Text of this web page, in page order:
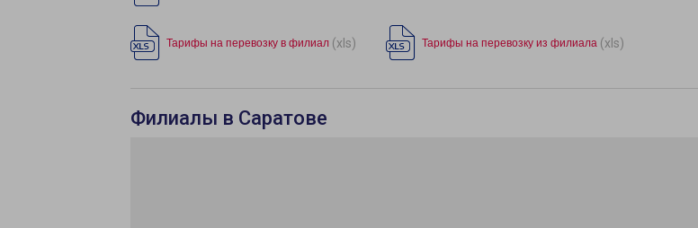
Тарифы на перевозку в филиал (xls) Тарифы на перевозку из филиала (xls)
Филиалы в Саратове